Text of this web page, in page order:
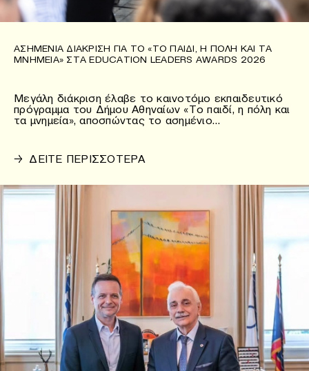
ΑΣΗΜΈΝΙΑ ΔΙΆΚΡΙΣΗ ΓΙΑ ΤΟ «ΤΟ ΠΑΙΔΊ, Η ΠΌΛΗ ΚΑΙ ΤΑ
ΜΝΗΜΕΊΑ» ΣΤΑ EDUCATION LEADERS AWARDS 2026
Μεγάλη διάκριση έλαβε το καινοτόμο εκπαιδευτικό
πρόγραμμα του Δήμου Αθηναίων «Το παιδί, η πόλη και
τα μνημεία», αποσπώντας το ασημένιο…
→ ΔΕΙΤΕ ΠΕΡΙΣΣΟΤΕΡΑ